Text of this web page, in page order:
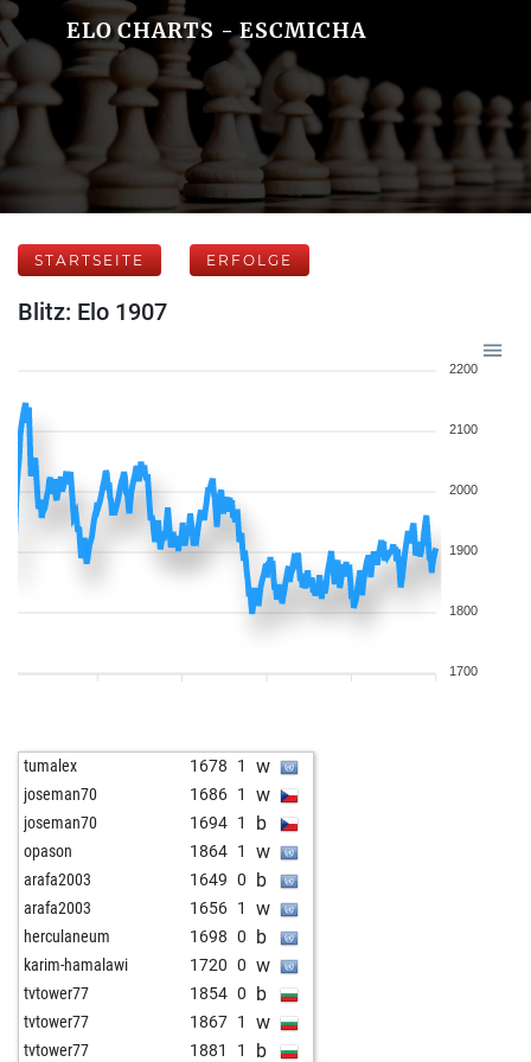
ELO CHARTS - ESCMICHA
STARTSEITE ERFOLGE
Blitz: Elo 1907
2200
2100
2000
1900
1800
1700
tumalex 1678 1 w
joseman70 1686 1 w
joseman70 1694 1 b
opason 1864 1 w
arafa2003 1649 0 b
arafa2003 1656 1 w
herculaneum 1698 0 b
karim-hamalawi 1720 0 w
tvtower77 1854 0 b
tvtower77 1867 1 w
tvtower77 1881 1 b